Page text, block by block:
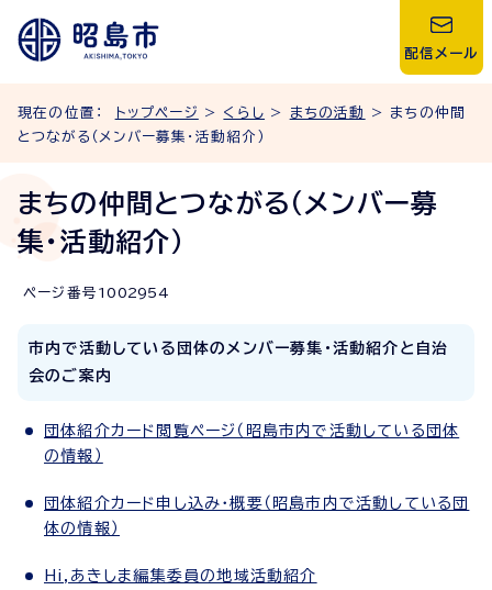
配信メール
現在の位置： トップページ > くらし > まちの活動
> まちの仲間
とつながる（メンバー募集・活動紹介）
まちの仲間とつながる（メンバー募
集・活動紹介）
ページ番号 1002954
市内で活動している団体のメンバー募集・活動紹介と自治
会のご案内
団体紹介カード閲覧ページ（昭島市内で活動している団体
の情報）
団体紹介カード申し込み・概要（昭島市内で活動している団
体の情報）
Hi,あきしま編集委員の地域活動紹介